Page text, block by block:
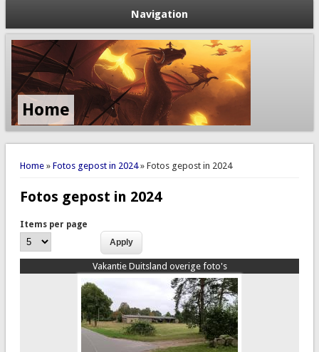
Navigation
Home
You are here
Home» Fotos gepost in 2024» Fotos gepost in 2024
Fotos gepost in 2024
Items per page
Vakantie Duitsland overige foto's